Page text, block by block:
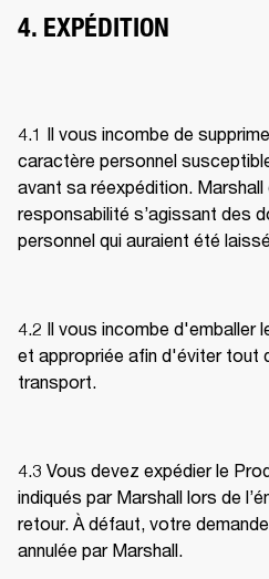
4. EXPÉDITION
4.1 Il vous incombe de
caractère personnel
avant sa réexpédition.
responsabilité s’agissant des
personnel qui auraient été
4.2 Il vous incombe d'emballer
et appropriée afin d'éviter tout
transport.
4.3 Vous devez expédier le
indiqués par Marshall lors de
retour. À défaut, votre
annulée par Marshall.